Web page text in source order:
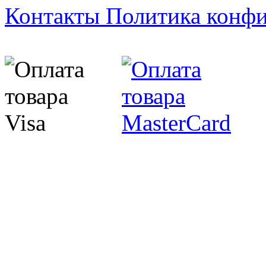
Контакты Политика